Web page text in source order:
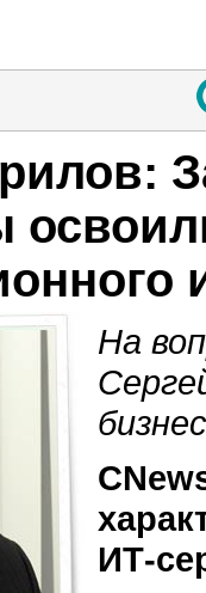
На
ИТ-